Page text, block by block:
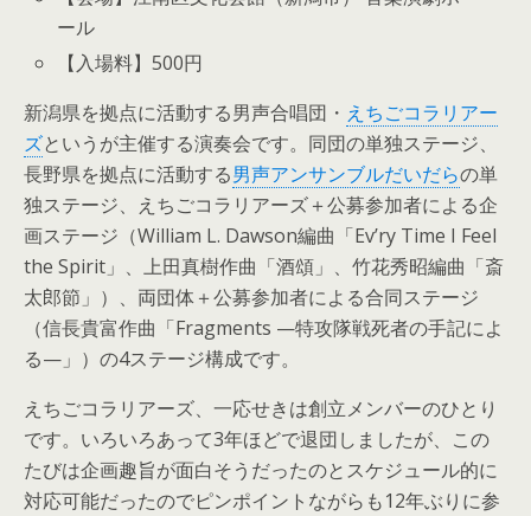
ール
【入場料】500円
新潟県を拠点に活動する男声合唱団・ えちごコラリアー
ズというが主催する演奏会です。同団の単独ステージ、
長野県を拠点に活動する男声アンサンブルだいだらの単
独ステージ、えちごコラリアーズ＋公募参加者による企
画ステージ（William L. Dawson編曲「Ev’ry Time I Feel
the Spirit」、上田真樹作曲「酒頌」、竹花秀昭編曲「斎
太郎節」）、両団体＋公募参加者による合同ステージ
（信長貴富作曲「Fragments —特攻隊戦死者の手記によ
る—」）の4ステージ構成です。
えちごコラリアーズ、一応せきは創立メンバーのひとり
です。いろいろあって3年ほどで退団しましたが、この
たびは企画趣旨が面白そうだったのとスケジュール的に
対応可能だったのでピンポイントながらも12年ぶりに参